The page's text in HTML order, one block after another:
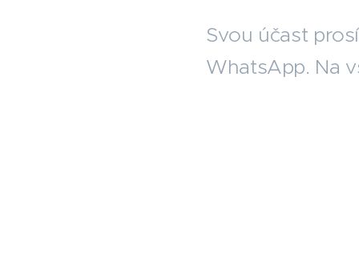
Svou účast
WhatsApp. Na